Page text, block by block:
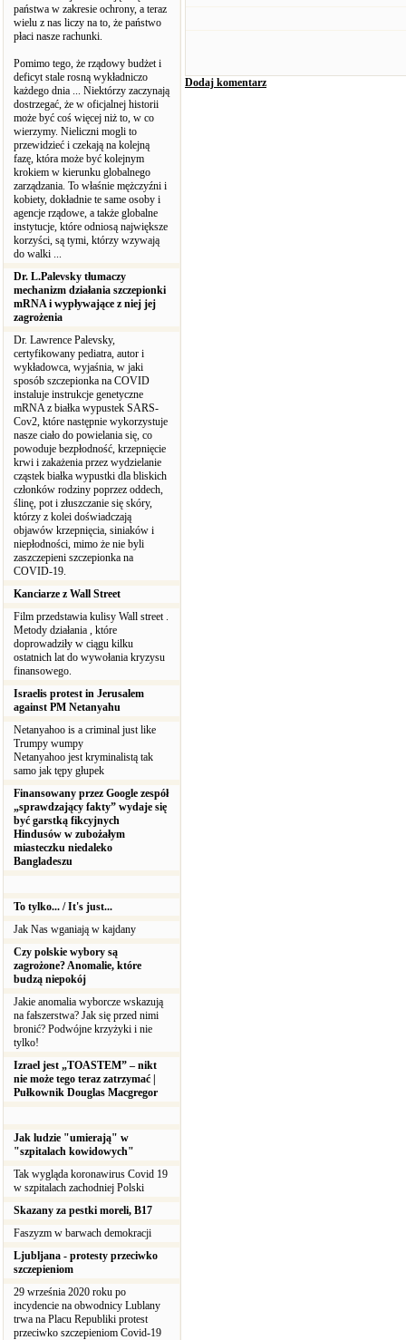
państwa w zakresie ochrony, a teraz
wielu z nas liczy na to, że państwo
płaci nasze rachunki.
Pomimo tego, że rządowy budżet i
deficyt stale rosną wykładniczo
każdego dnia ... Niektórzy zaczynają
dostrzegać, że w oficjalnej historii
może być coś więcej niż to, w co
wierzymy. Nieliczni mogli to
przewidzieć i czekają na kolejną
fazę, która może być kolejnym
krokiem w kierunku globalnego
zarządzania. To właśnie mężczyźni i
kobiety, dokładnie te same osoby i
agencje rządowe, a także globalne
instytucje, które odniosą największe
korzyści, są tymi, którzy wzywają
do walki ...
Dr. L.Palevsky tłumaczy
mechanizm działania szczepionki
mRNA i wypływające z niej jej
zagrożenia
Dr. Lawrence Palevsky,
certyfikowany pediatra, autor i
wykładowca, wyjaśnia, w jaki
sposób szczepionka na COVID
instaluje instrukcje genetyczne
mRNA z białka wypustek SARS-
Cov2, które następnie wykorzystuje
nasze ciało do powielania się, co
powoduje bezpłodność, krzepnięcie
krwi i zakażenia przez wydzielanie
cząstek białka wypustki dla bliskich
członków rodziny poprzez oddech,
ślinę, pot i złuszczanie się skóry,
którzy z kolei doświadczają
objawów krzepnięcia, siniaków i
niepłodności, mimo że nie byli
zaszczepieni szczepionka na
COVID-19.
Kanciarze z Wall Street
Film przedstawia kulisy Wall street .
Metody działania , które
doprowadziły w ciągu kilku
ostatnich lat do wywołania kryzysu
finansowego.
Israelis protest in Jerusalem
against PM Netanyahu
Netanyahoo is a criminal just like
Trumpy wumpy
Netanyahoo jest kryminalistą tak
samo jak tępy głupek
Finansowany przez Google zespół
„sprawdzający fakty” wydaje się
być garstką fikcyjnych
Hindusów w zubożałym
miasteczku niedaleko
Bangladeszu
To tylko... / It's just...
Jak Nas wganiają w kajdany
Czy polskie wybory są
zagrożone? Anomalie, które
budzą niepokój
Jakie anomalia wyborcze wskazują
na fałszerstwa? Jak się przed nimi
bronić? Podwójne krzyżyki i nie
tylko!
Izrael jest „TOASTEM” – nikt
nie może tego teraz zatrzymać |
Pułkownik Douglas Macgregor
Jak ludzie "umierają" w
"szpitalach kowidowych"
Tak wygląda koronawirus Covid 19
w szpitalach zachodniej Polski
Skazany za pestki moreli, B17
Faszyzm w barwach demokracji
Ljubljana - protesty przeciwko
szczepieniom
29 września 2020 roku po
incydencie na obwodnicy Lublany
trwa na Placu Republiki protest
przeciwko szczepieniom Covid-19
Dodaj komentarz